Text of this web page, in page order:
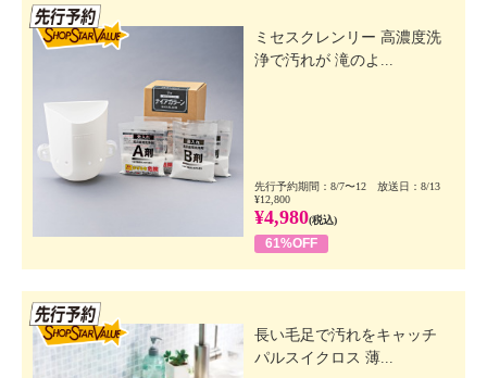
ミセスクレンリー 高濃度洗
浄で汚れが 滝のよ...
先行予約期間：8/7〜12 放送日：8/13
¥12,800
¥4,980(税込)
61%OFF
長い毛足で汚れをキャッチ
パルスイクロス 薄...